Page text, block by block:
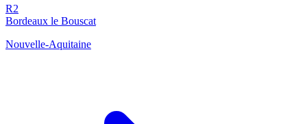
R2
Bordeaux le Bouscat
Nouvelle-Aquitaine